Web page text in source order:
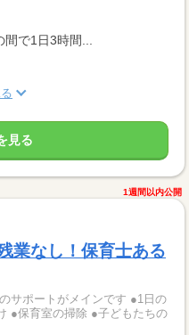
で1日3時間...
見る
1週間以内公開
業なし！保育士ある
ートがメインです ●1日の
●保育室の掃除 ●子どもたちの